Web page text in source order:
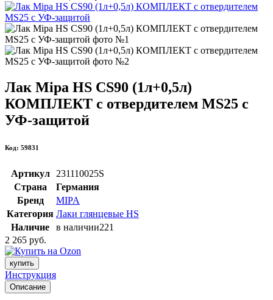
Лак Mipa HS CS90 (1л+0,5л)
КОМПЛЕКТ с отвердителем MS25 с
УФ-защитой
Код: 59831
Артикул
231110025S
Страна
Германия
Бренд
MIPA
Категория Лаки глянцевые HS
Наличие
в наличии221
2 265 руб.
купить
Инструкция
Описание